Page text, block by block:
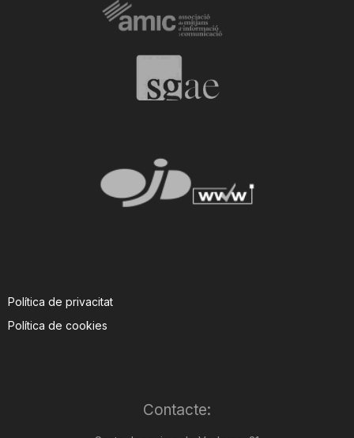
Política de privacitat
Política de cookies
Contacte: